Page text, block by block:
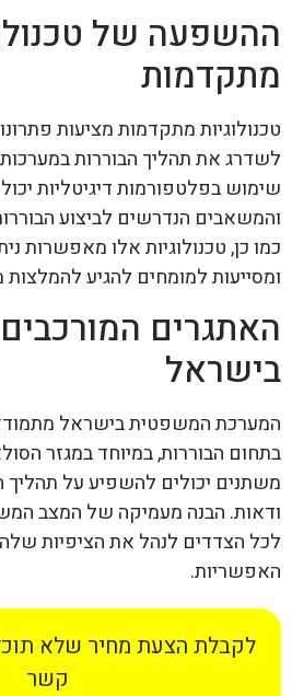
ההשפעה של
מתקדמות
טכנולוגיות מתקדמות מציעות
לשדרג את תהליך הבוררות במערכות
שימוש בפלטפורמות דיגיטליות
והמשאבים הנדרשים לביצוע
כמו כן, טכנולוגיות אלו מאפשרות
ומסייעות למומחים להגיע להמלצות
האתגרים
בישראל
המערכת המשפטית בישראל
בתחום הבוררות, במיוחד במגזר
משתנים יכולים להשפיע על תהליך
ודאות. הבנה מעמיקה של המצב
לכל הצדדים לנהל את הציפיות
האפשריות.
לקבלת הצעת מחיר שלא
קשר